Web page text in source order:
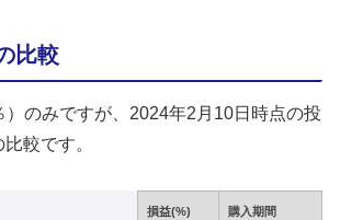
比較
）のみですが、2024年2月10日時点の投
較です。
損益(%) 購入期間